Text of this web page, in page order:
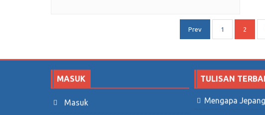
Prev 1 2
MASUK
Masuk
TULISAN
Mengapa